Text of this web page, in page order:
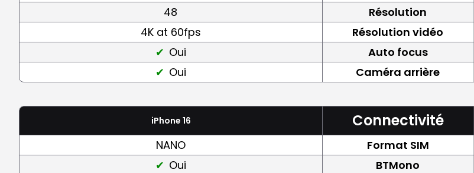
48
Résolution
4K at 60fps
Résolution vidéo
Oui
Auto focus
Oui
Caméra arrière
iPhone 16 Connectivité
NANO Format SIM
Oui
BTMono